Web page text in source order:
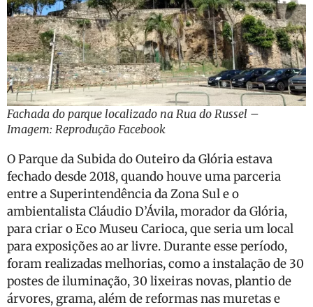
Fachada do parque localizado na Rua do Russel –
Imagem: Reprodução Facebook
O Parque da Subida do Outeiro da Glória estava
fechado desde 2018, quando houve uma parceria
entre a Superintendência da Zona Sul e o
ambientalista Cláudio D’Ávila, morador da Glória,
para criar o Eco Museu Carioca, que seria um local
para exposições ao ar livre. Durante esse período,
foram realizadas melhorias, como a instalação de 30
postes de iluminação, 30 lixeiras novas, plantio de
árvores, grama, além de reformas nas muretas e